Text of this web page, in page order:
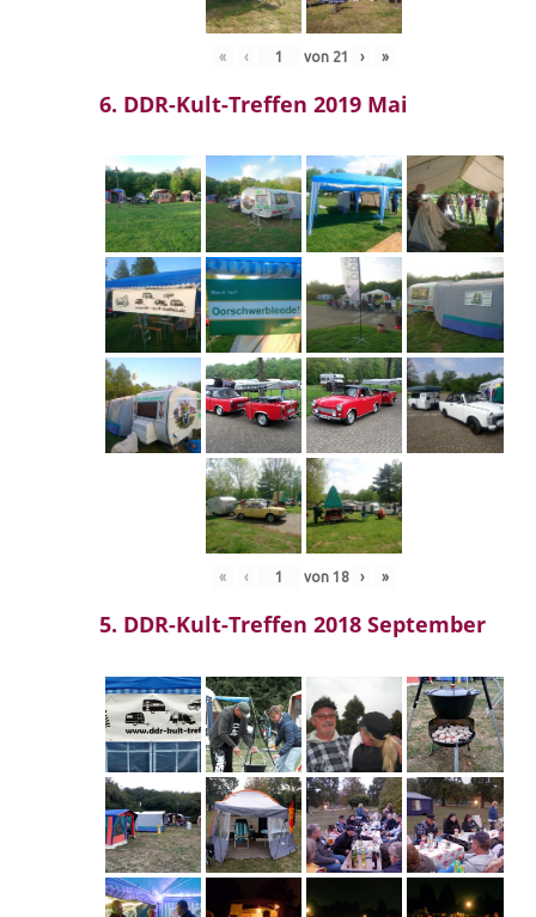
« ‹ von 21 › »
6. DDR-Kult-Treffen 2019 Mai
« ‹ von 18 › »
5. DDR-Kult-Treffen 2018 September